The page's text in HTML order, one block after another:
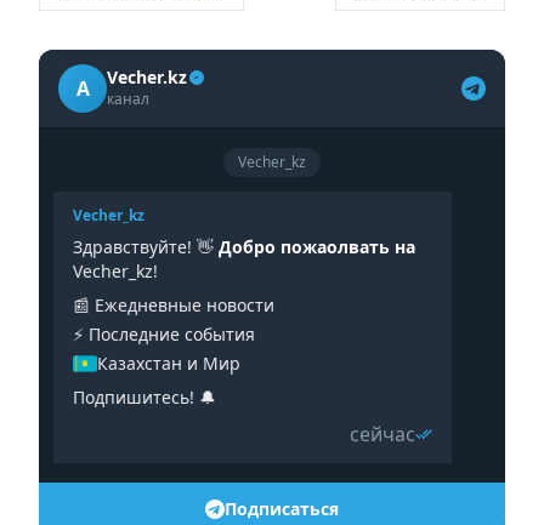
A Vecher.kz
канал
Vecher_kz
Vecher_kz
Здравствуйте! 👋 Добро пожаолвать на
Vecher_kz!
📰 Ежедневные новости
⚡️ Последние события
Казахстан и Мир
Подпишитесь! 🔔
сейчас
Подписаться